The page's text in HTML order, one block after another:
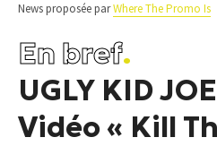
News proposée parWhere The Promo Is
En bref.
UGLY KID
Vidéo « Kill